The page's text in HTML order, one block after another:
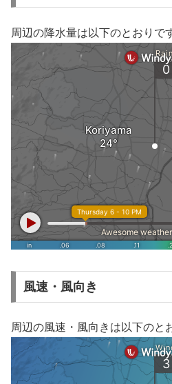
周辺の降水量は以下のとおりで
風速・風向き
周辺の風速・風向きは以下のと